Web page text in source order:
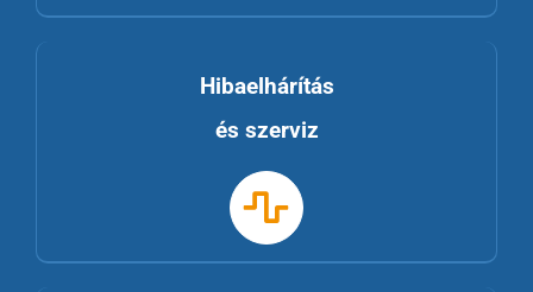
Hibaelhárítás
és szerviz